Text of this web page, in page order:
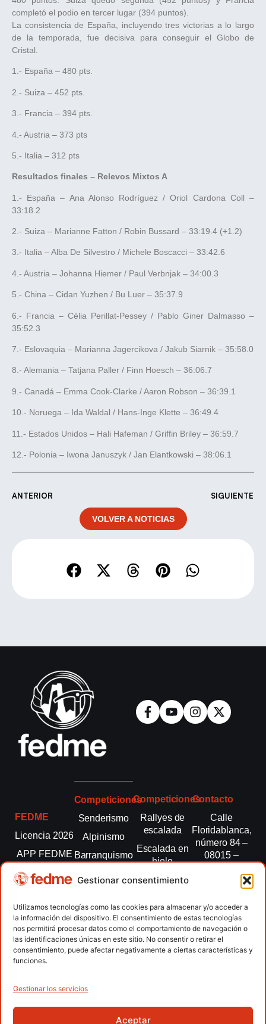
Gestionar consentimiento
Utilizamos tecnologías como las cookies para almacenar y/o acceder a
la información del dispositivo. El consentimiento de estas tecnologías
nos permitirá procesar datos como el comportamiento de navegación o
las identificaciones únicas en este sitio. No consentir o retirar el
consentimiento, puede afectar negativamente a ciertas características y
funciones.
Gestionar los servicios
Aceptar
completó el podio en tercer lugar (394 puntos).
La ​​consistencia de España, incluyendo tres victorias a lo largo
de la temporada, fue decisiva para conseguir el Globo de
Cristal.
1.- España – 480 pts.
2.- Suiza – 452 pts.
3.- Francia – 394 pts.
4.- Austria – 373 pts
5.- Italia – 312 pts
Resultados finales – Relevos Mixtos A
1.- España – Ana Alonso Rodríguez / Oriol Cardona Coll –
33:18.2
2.- Suiza – Marianne Fatton / Robin Bussard – 33:19.4 (+1.2)
3.- Italia – Alba De Silvestro / Michele Boscacci – 33:42.6
4.- Austria – Johanna Hiemer / Paul Verbnjak – 34:00.3
5.- China – Cidan Yuzhen / Bu Luer – 35:37.9
6.- Francia – Célia Perillat-Pessey / Pablo Giner Dalmasso –
35:52.3
7.- Eslovaquia – Marianna Jagercikova / Jakub Siarnik – 35:58.0
8.- Alemania – Tatjana Paller / Finn Hoesch – 36:06.7
9.- Canadá – Emma Cook-Clarke / Aaron Robson – 36:39.1
10.- Noruega – Ida Waldal / Hans-Inge Klette – 36:49.4
11.- Estados Unidos – Hali Hafeman / Griffin Briley – 36:59.7
12.- Polonia – Iwona Januszyk / Jan Elantkowski – 38:06.1
ANTERIOR SIGUIENTE
VOLVER A NOTICIAS
FEDME
Licencia 2026
APP FEDME
Transparencia
autonómicas
Clubes
Contacto
Competiciones
Senderismo
Alpinismo
Barranquismo
montaña
Escalada
Escalada
paralimpica
Competiciones
Rallyes de
escalada
Escalada en
hielo
Esquí de
Marcha
Nórdica
Raquetas de
nieve
Contacto
Calle
Floridablanca,
número 84 –
08015 –
fedme@fedme.es
934 264 267
Copyright © 2026 Federación Española de Deportes de